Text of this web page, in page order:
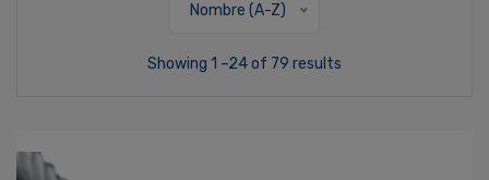
Nombre (A-Z)
Showing 1 –24 of 79 results